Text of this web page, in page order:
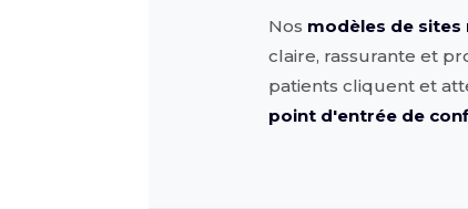
Nos modèles de sites
claire, rassurante et
patients cliquent et
point d'entrée de